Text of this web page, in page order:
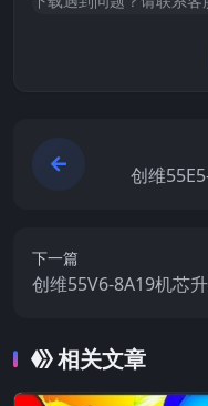
创维
下一篇
创维55V6-8A19机芯
相关文章